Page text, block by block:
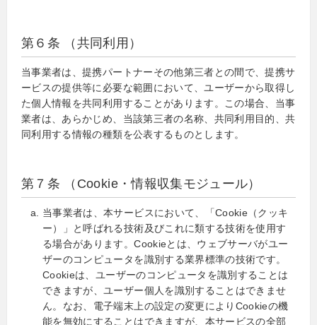
第６条 （共同利用）
当事業者は、提携パートナーその他第三者との間で、提携サ
ービスの提供等に必要な範囲において、ユーザーから取得し
た個人情報を共同利用することがあります。この場合、当事
業者は、あらかじめ、当該第三者の名称、共同利用目的、共
同利用する情報の種類を公表するものとします。
第７条 （Cookie・情報収集モジュール）
当事業者は、本サービスにおいて、「Cookie（クッキ
ー）」と呼ばれる技術及びこれに類する技術を使用す
る場合があります。Cookieとは、ウェブサーバがユー
ザーのコンピュータを識別する業界標準の技術です。
Cookieは、ユーザーのコンピュータを識別することは
できますが、ユーザー個人を識別することはできませ
ん。なお、電子端末上の設定の変更によりCookieの機
能を無効にすることはできますが、本サービスの全部